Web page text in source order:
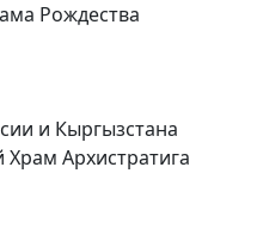
Рождества
и Кыргызстана
Архистратига